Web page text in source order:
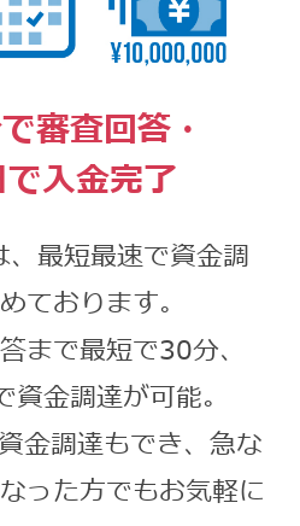
審査回答・
入金完了
最短最速で資金調
ております。
まで最短で30分、
金調達が可能。
金調達もでき、急な
った方でもお気軽に